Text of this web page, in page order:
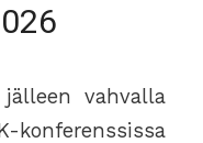
vahvalla